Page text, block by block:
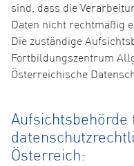
sind, dass die
Daten nicht rechtmäßig
Die zuständige
Fortbildungszentrum
Österreichische
Aufsichtsbehörde
Österreich: